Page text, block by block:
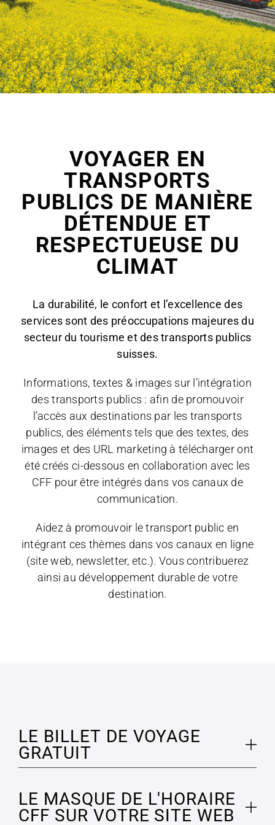
VOYAGER EN
TRANSPORTS
PUBLICS DE MANIÈRE
DÉTENDUE ET
RESPECTUEUSE DU
CLIMAT
La durabilité, le confort et l’excellence des
services sont des préoccupations majeures du
secteur du tourisme et des transports publics
suisses.
Informations, textes & images sur l’intégration
des transports publics : afin de promouvoir
l’accès aux destinations par les transports
publics, des éléments tels que des textes, des
images et des URL marketing à télécharger ont
été créés ci-dessous en collaboration avec les
CFF pour être intégrés dans vos canaux de
communication.
Aidez à promouvoir le transport public en
intégrant ces thèmes dans vos canaux en ligne
(site web, newsletter, etc.). Vous contribuerez
ainsi au développement durable de votre
destination.
LE BILLET DE VOYAGE
GRATUIT
de poursuivre leur voyage gratuitement
en transports publics. Ils voyageront ainsi
LE MASQUE DE L'HORAIRE
CFF SUR VOTRE SITE WEB